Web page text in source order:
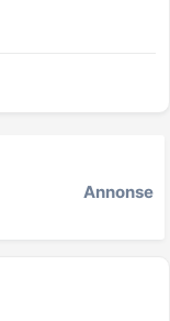
Annonse